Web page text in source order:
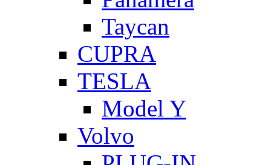
Taycan
CUPRA
TESLA
Model Y
Volvo